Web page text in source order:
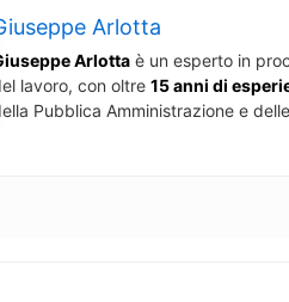
Arlotta
Arlotta è un esperto in
lavoro, con oltre 15 anni di
Pubblica Amministrazione e